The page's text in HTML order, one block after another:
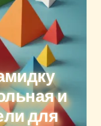
и
для